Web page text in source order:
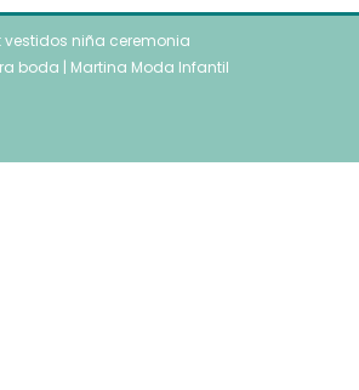
vestidos niña ceremonia
boda | Martina Moda Infantil